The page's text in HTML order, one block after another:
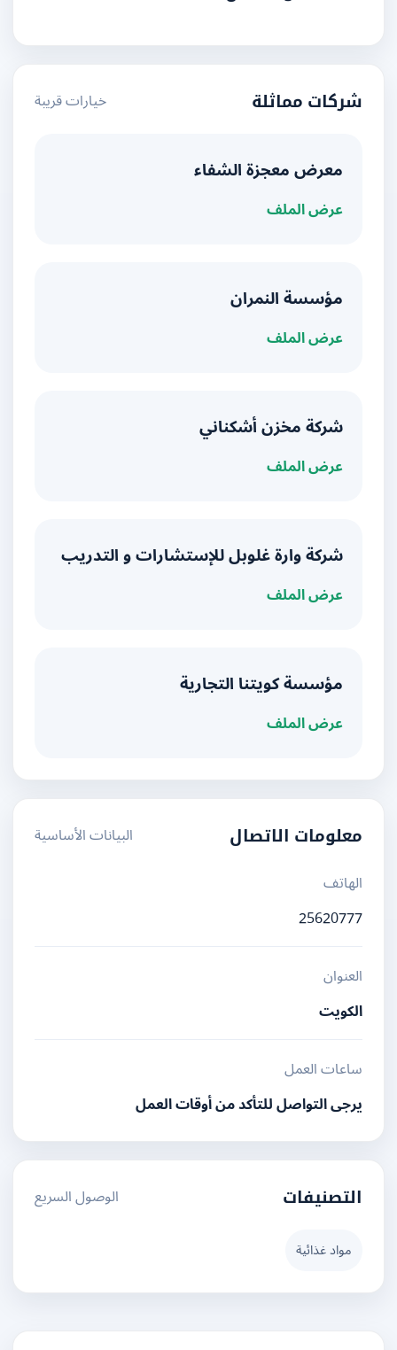
شركات مماثلة خيارات قريبة
معرض معجزة الشفاء
عرض الملف
مؤسسة النمران
عرض الملف
شركة مخزن أشكناني
عرض الملف
شركة وارة غلوبل للإستشارات و التدريب
عرض الملف
مؤسسة كويتنا التجارية
عرض الملف
معلومات الاتصال
البيانات الأساسية
الهاتف
25620777
العنوان
الكويت
ساعات العمل
يرجى التواصل للتأكد من أوقات العمل
التصنيفات الوصول السريع
مواد غذائية